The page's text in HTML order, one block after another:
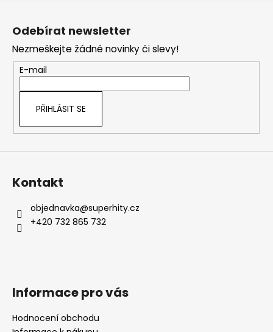
Z
Odebírat newsletter
Nezmeškejte žádné novinky či slevy!
E-mail
PŘIHLÁSIT SE
Kontakt
objednavka@superhity.cz
+420 732 865 732
Informace pro vás
Hodnocení obchodu